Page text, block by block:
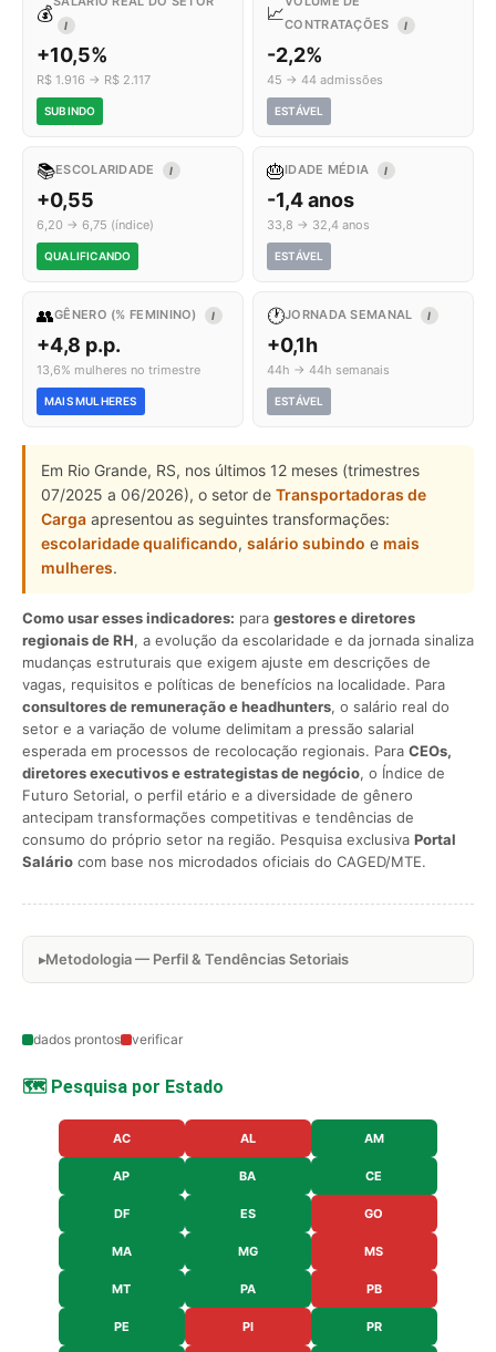
💰
I
+10,5%
R$ 1.916 → R$ 2.117
SUBINDO
📈CONTRATAÇÕES
I
-2,2%
45 → 44 admissões
ESTÁVEL
📚ESCOLARIDADE I
+0,55
6,20 → 6,75 (índice)
QUALIFICANDO
🎂IDADE MÉDIA I
-1,4 anos
33,8 → 32,4 anos
ESTÁVEL
👥GÊNERO (% FEMININO) I
+4,8 p.p.
13,6% mulheres no trimestre
MAIS MULHERES
🕐JORNADA SEMANAL I
+0,1h
44h → 44h semanais
ESTÁVEL
Em Rio Grande, RS, nos últimos 12 meses (trimestres
07/2025 a 06/2026), o setor de Transportadoras de
Carga apresentou as seguintes transformações:
escolaridade qualificando, salário subindo e mais
mulheres.
Como usar esses indicadores: para gestores e diretores
regionais de RH, a evolução da escolaridade e da jornada sinaliza
mudanças estruturais que exigem ajuste em descrições de
vagas, requisitos e políticas de benefícios na localidade. Para
consultores de remuneração e headhunters, o salário real do
setor e a variação de volume delimitam a pressão salarial
esperada em processos de recolocação regionais. Para CEOs,
diretores executivos e estrategistas de negócio, o Índice de
Futuro Setorial, o perfil etário e a diversidade de gênero
antecipam transformações competitivas e tendências de
consumo do próprio setor na região. Pesquisa exclusiva Portal
Salário com base nos microdados oficiais do CAGED/MTE.
Metodologia — Perfil & Tendências Setoriais
dados prontos verificar
🗺️ Pesquisa por Estado
AC AL AM
AP BA CE
DF ES GO
MA MG MS
MT PA PB
PE PI PR